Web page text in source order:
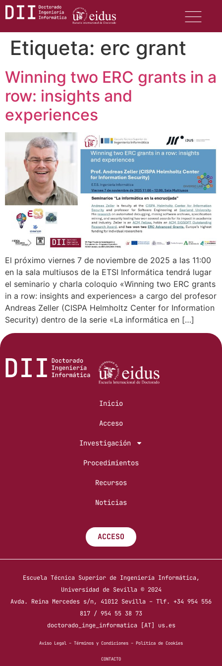
Etiqueta: erc grant
Winning two ERC grants in a
row: insights and
experiences
El próximo viernes 7 de noviembre de 2025 a las 11:00
en la sala multiusos de la ETSI Informática tendrá lugar
el seminario y charla coloquio «Winning two ERC grants
in a row: insights and experiences» a cargo del profesor
Andreas Zeller (CISPA Helmholtz Center for Information
Security) dentro de la serie «La informática en […]
Inicio
Acceso
Investigación
Procedimientos
Recursos
Noticias
ACCESO
Escuela Técnica Superior de Ingeniería Informática,
Universidad de Sevilla © 2024
Avda. Reina Mercedes s/n, 41012 Sevilla – Tlf. +34 954 556
817 / 954 55 38 73
doctorado_inge_informatica [AT] us.es
Aviso Legal – Términos y Condiciones – Política de Cookies
CONTACTO